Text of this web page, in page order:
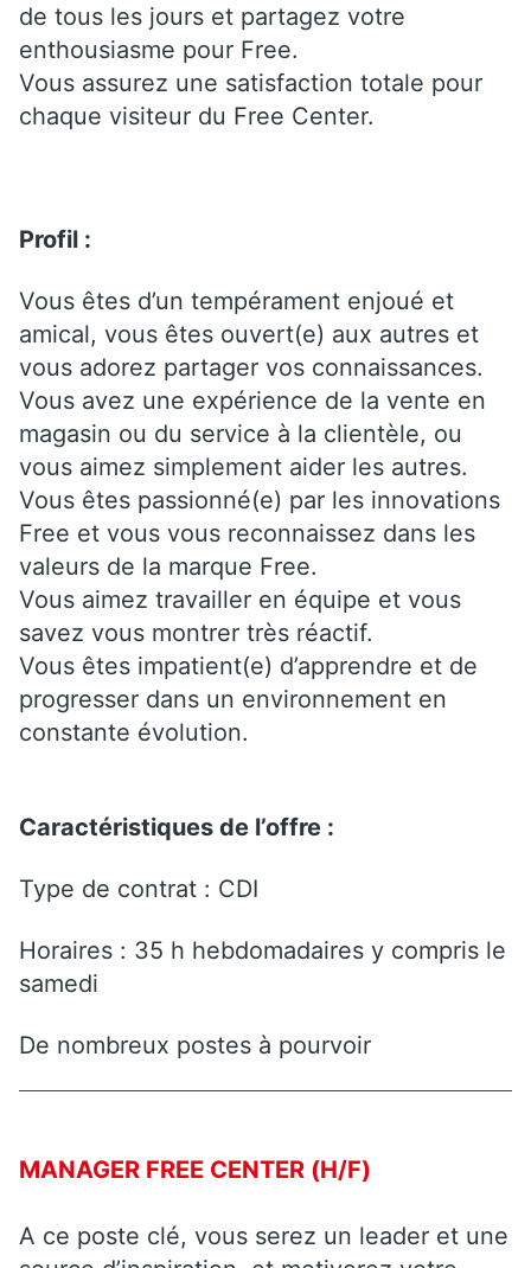
de tous les jours et partagez votre
enthousiasme pour Free.
Vous assurez une satisfaction totale pour
chaque visiteur du Free Center.
Profil :
Vous êtes d’un tempérament enjoué et
amical, vous êtes ouvert(e) aux autres et
vous adorez partager vos connaissances.
Vous avez une expérience de la vente en
magasin ou du service à la clientèle, ou
vous aimez simplement aider les autres.
Vous êtes passionné(e) par les innovations
Free et vous vous reconnaissez dans les
valeurs de la marque Free.
Vous aimez travailler en équipe et vous
savez vous montrer très réactif.
Vous êtes impatient(e) d’apprendre et de
progresser dans un environnement en
constante évolution.
Caractéristiques de l’offre :
Type de contrat : CDI
Horaires : 35 h hebdomadaires y compris le
samedi
De nombreux postes à pourvoir
MANAGER FREE CENTER (H/F)
A ce poste clé, vous serez un leader et une